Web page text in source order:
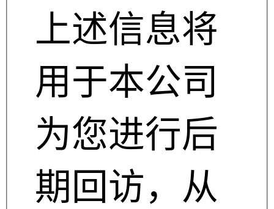
上述信息将
用于本公司
为您进行后
期回访，从